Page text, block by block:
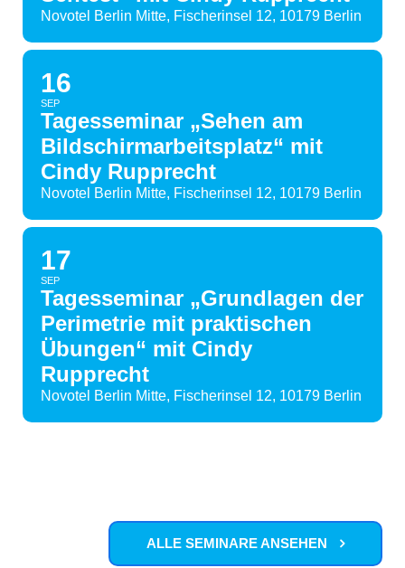
Novotel Berlin Mitte, Fischerinsel 12, 10179 Berlin
16
SEP
Tagesseminar „Sehen am
Bildschirmarbeitsplatz“ mit
Cindy Rupprecht
Novotel Berlin Mitte, Fischerinsel 12, 10179 Berlin
17
SEP
Tagesseminar „Grundlagen der
Perimetrie mit praktischen
Übungen“ mit Cindy
Rupprecht
Novotel Berlin Mitte, Fischerinsel 12, 10179 Berlin
ALLE SEMINARE ANSEHEN